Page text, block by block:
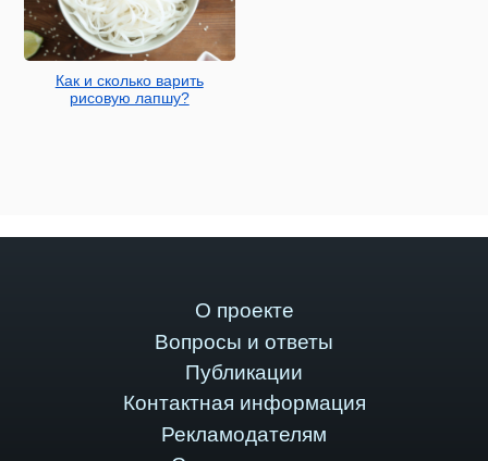
Как и сколько варить
рисовую лапшу?
О проекте
Вопросы и ответы
Публикации
Контактная информация
Рекламодателям